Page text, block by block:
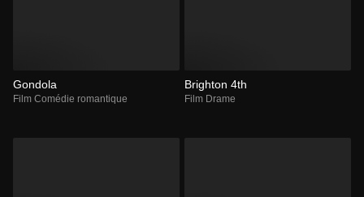
Gondola
Film Comédie romantique
Brighton 4th
Film Drame